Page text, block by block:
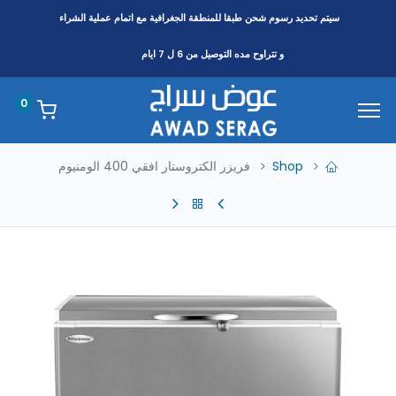
سيتم تحديد رسوم شحن طبقا للمنطقةالجغرافية مع اتمام عملية الشراء
و تتراوح مده التوصيل من 6 ل 7 ايام
0
Shop فريزر الكتروستار افقي 400 الومنيوم